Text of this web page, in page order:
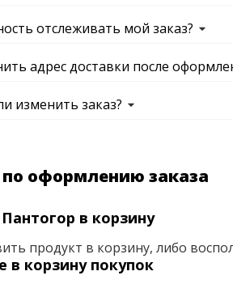
отслеживать мой заказ?
адрес доставки после
изменить заказ?
оформлению заказа
в корзину
продукт в корзину, либо
в корзину покупок